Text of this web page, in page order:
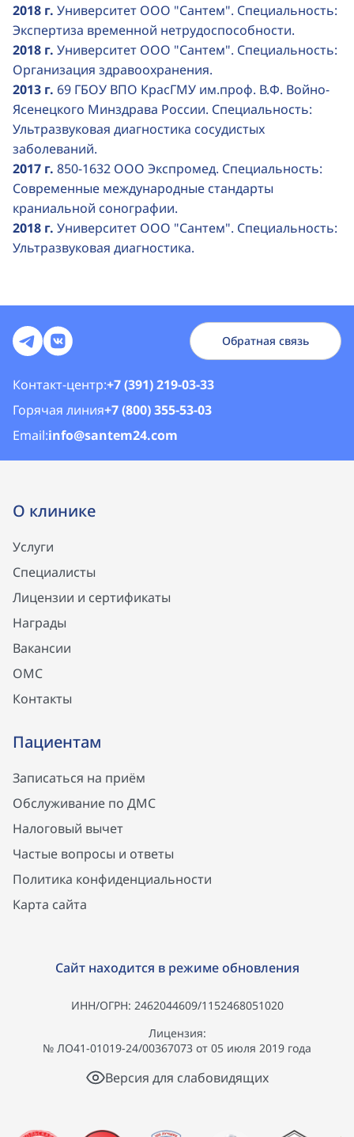
2018 г. Университет ООО "Сантем". Специальность:
Экспертиза временной нетрудоспособности.
2018 г. Университет ООО "Сантем". Специальность:
Организация здравоохранения.
2013 г. 69 ГБОУ ВПО КрасГМУ им.проф. В.Ф. Войно-
Ясенецкого Минздрава России. Специальность:
Ультразвуковая диагностика сосудистых
заболеваний.
2017 г. 850-1632 ООО Экспромед. Специальность:
Современные международные стандарты
краниальной сонографии.
2018 г. Университет ООО "Сантем". Специальность:
Ультразвуковая диагностика.
Контакт-центр:+7 (391) 219-03-33
Горячая линия+7 (800) 355-53-03
Email:info@santem24.com
Обратная связь
О клинике
Услуги
Специалисты
Лицензии и сертификаты
Награды
Вакансии
ОМС
Контакты
Пациентам
Записаться на приём
Обслуживание по ДМС
Налоговый вычет
Частые вопросы и ответы
Политика конфиденциальности
Карта сайта
Сайт находится в режиме обновления
ИНН/ОГРН: 2462044609/1152468051020
Лицензия:
№ ЛО41-01019-24/00367073 от 05 июля 2019 года
Версия для слабовидящих